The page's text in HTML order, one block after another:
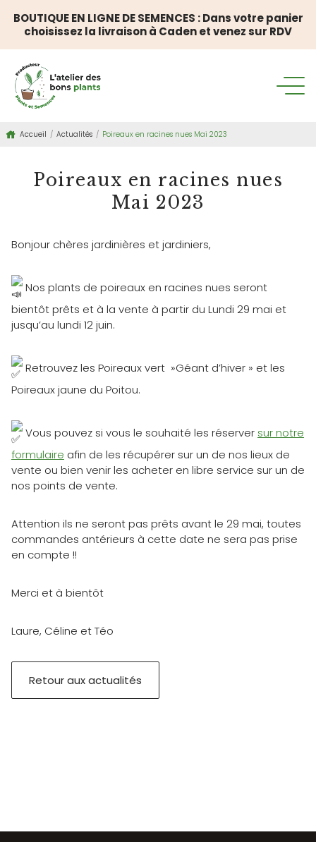
BOUTIQUE EN LIGNE DE SEMENCES : Dans votre panier
choisissez la livraison à Caden et venez sur RDV
Accueil / Actualités / Poireaux en racines nues Mai 2023
Poireaux en racines nues
Mai 2023
Bonjour chères jardinières et jardiniers,
Nos plants de poireaux en racines nues seront
bientôt prêts et à la vente à partir du Lundi 29 mai et
jusqu’au lundi 12 juin.
Retrouvez les Poireaux vert »Géant d’hiver » et les
Poireaux jaune du Poitou.
Vous pouvez si vous le souhaité les réserver sur notre
formulaire afin de les récupérer sur un de nos lieux de
vente ou bien venir les acheter en libre service sur un de
nos points de vente.
Attention ils ne seront pas prêts avant le 29 mai, toutes
commandes antérieurs à cette date ne sera pas prise
en compte !!
Merci et à bientôt
Laure, Céline et Téo
Retour aux actualités